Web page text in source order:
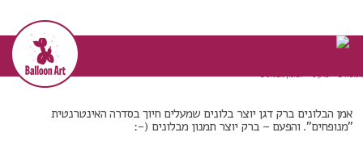
מנופחים – פרק 8 – תמנון
מבלונים
מנופחים – פרק 8 – תמנון מבלונים
אמן הבלונים ברק דגן יוצר בלונים שמעלים חיוך בסדרה האינטרנטית
"מנופחים". והפעם – ברק יוצר תמנון מבלונים (-: